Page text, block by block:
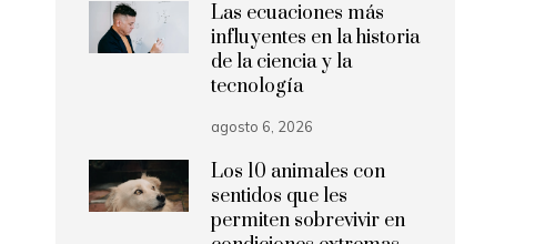
Las ecuaciones más
influyentes en la historia
de la ciencia y la
tecnología
agosto 6, 2026
Los 10 animales con
sentidos que les
permiten sobrevivir en